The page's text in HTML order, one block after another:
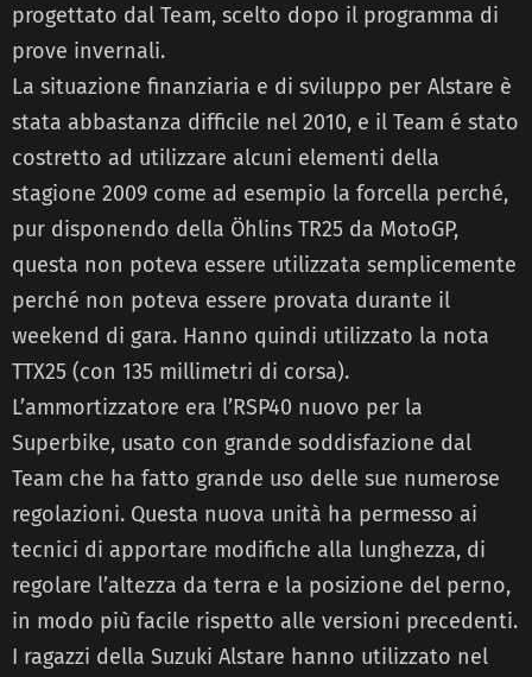
progettato dal Team, scelto dopo il programma di
prove invernali.
La situazione finanziaria e di sviluppo per Alstare è
stata abbastanza difficile nel 2010, e il Team é stato
costretto ad utilizzare alcuni elementi della
stagione 2009 come ad esempio la forcella perché,
pur disponendo della Öhlins TR25 da MotoGP,
questa non poteva essere utilizzata semplicemente
perché non poteva essere provata durante il
weekend di gara. Hanno quindi utilizzato la nota
TTX25 (con 135 millimetri di corsa).
L’ammortizzatore era l’RSP40 nuovo per la
Superbike, usato con grande soddisfazione dal
Team che ha fatto grande uso delle sue numerose
regolazioni. Questa nuova unità ha permesso ai
tecnici di apportare modifiche alla lunghezza, di
regolare l’altezza da terra e la posizione del perno,
in modo più facile rispetto alle versioni precedenti.
I ragazzi della Suzuki Alstare hanno utilizzato nel